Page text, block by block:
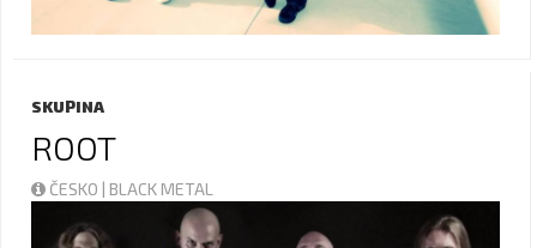
SKUPINA
ROOT
ČESKO | BLACK METAL